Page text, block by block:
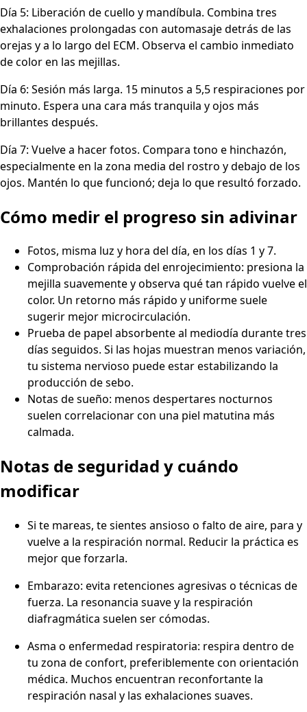
Día 5: Liberación de cuello y mandíbula. Combina tres
exhalaciones prolongadas con automasaje detrás de las
orejas y a lo largo del ECM. Observa el cambio inmediato
de color en las mejillas.
Día 6: Sesión más larga. 15 minutos a 5,5 respiraciones por
minuto. Espera una cara más tranquila y ojos más
brillantes después.
Día 7: Vuelve a hacer fotos. Compara tono e hinchazón,
especialmente en la zona media del rostro y debajo de los
ojos. Mantén lo que funcionó; deja lo que resultó forzado.
Cómo medir el progreso sin adivinar
Fotos, misma luz y hora del día, en los días 1 y 7.
Comprobación rápida del enrojecimiento: presiona la
mejilla suavemente y observa qué tan rápido vuelve el
color. Un retorno más rápido y uniforme suele
sugerir mejor microcirculación.
Prueba de papel absorbente al mediodía durante tres
días seguidos. Si las hojas muestran menos variación,
tu sistema nervioso puede estar estabilizando la
producción de sebo.
Notas de sueño: menos despertares nocturnos
suelen correlacionar con una piel matutina más
calmada.
Notas de seguridad y cuándo
modificar
Si te mareas, te sientes ansioso o falto de aire, para y
vuelve a la respiración normal. Reducir la práctica es
mejor que forzarla.
Embarazo: evita retenciones agresivas o técnicas de
fuerza. La resonancia suave y la respiración
diafragmática suelen ser cómodas.
Asma o enfermedad respiratoria: respira dentro de
tu zona de confort, preferiblemente con orientación
médica. Muchos encuentran reconfortante la
respiración nasal y las exhalaciones suaves.